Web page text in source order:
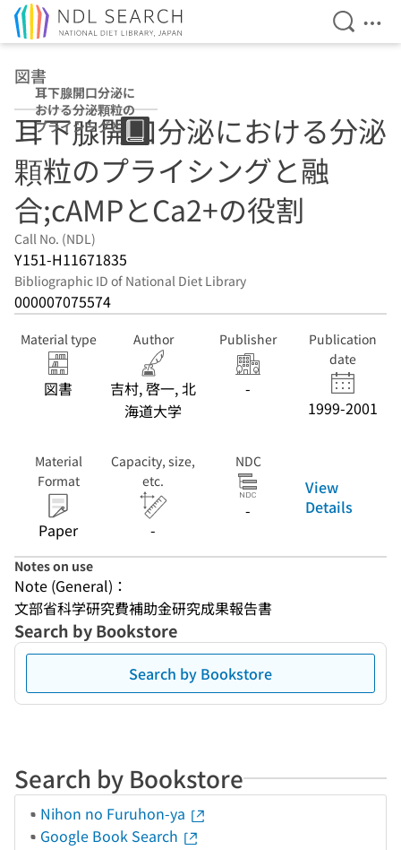
Open
図書
耳下腺開口分泌に
おける分泌顆粒の
プライシングと融
合;cAMPと
Ca2+の役割
耳下腺開口分泌における分泌
顆粒のプライシングと融
合;cAMPとCa2+の役割
Call No. (NDL)
Y151-H11671835
Bibliographic ID of National Diet Library
000007075574
Material type
図書
Author
吉村, 啓一, 北
海道大学
Publisher
-
Publication
date
1999-2001
Material
Format
Paper
Capacity, size,
etc.
-
NDC
-
View
Details
Notes on use
Note (General)：
文部省科学研究費補助金研究成果報告書
Search by Bookstore
Search by Bookstore
Search by Bookstore
Nihon no Furuhon-ya
Google Book Search